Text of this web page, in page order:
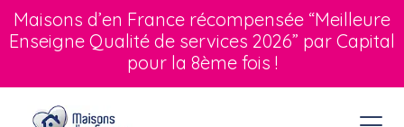
Maisons d’en France récompensée “Meilleure
Enseigne Qualité de services 2026” par Capital
pour la 8ème fois !